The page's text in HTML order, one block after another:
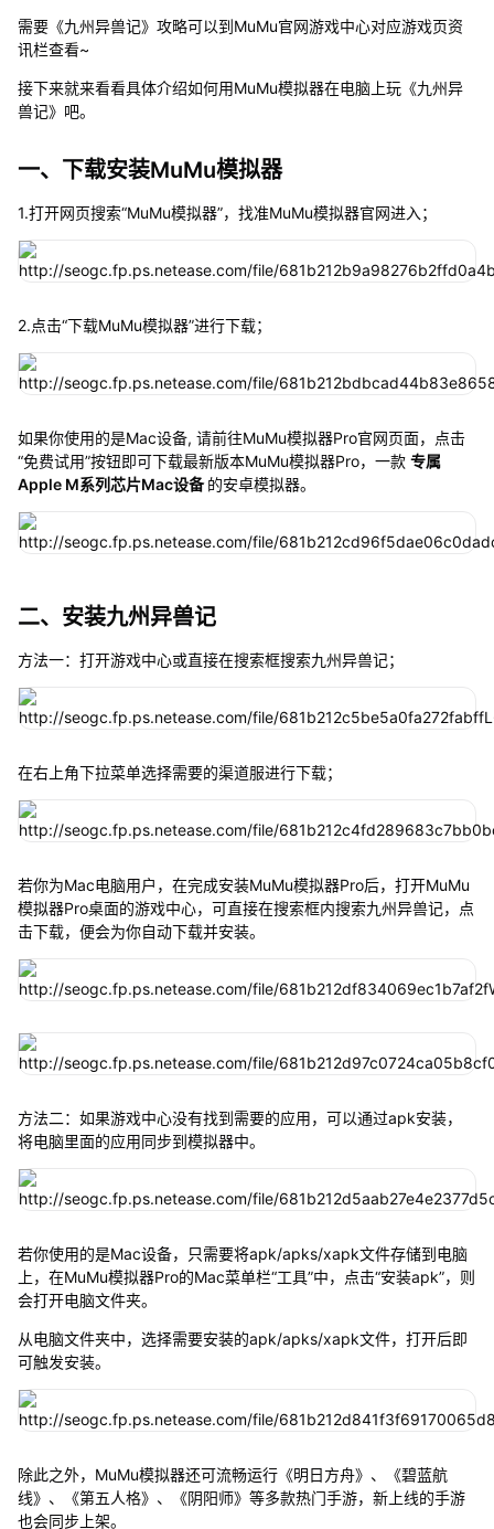
需要《九州异兽记》攻略可以到MuMu官网游戏中心对应游戏页资
讯栏查看~
接下来就来看看具体介绍如何用MuMu模拟器在电脑上玩《九州异
兽记》吧。
一、下载安装MuMu模拟器
1.打开网页搜索“MuMu模拟器”，找准MuMu模拟器官网进入；
2.点击“下载MuMu模拟器”进行下载；
如果你使用的是Mac设备, 请前往MuMu模拟器Pro官网页面，点击
“免费试用”按钮即可下载最新版本MuMu模拟器Pro，一款 专属
Apple M系列芯片Mac设备的安卓模拟器。
二、安装九州异兽记
方法一：打开游戏中心或直接在搜索框搜索九州异兽记；
在右上角下拉菜单选择需要的渠道服进行下载；
若你为Mac电脑用户，在完成安装MuMu模拟器Pro后，打开MuMu
模拟器Pro桌面的游戏中心，可直接在搜索框内搜索九州异兽记，点
击下载，便会为你自动下载并安装。
方法二：如果游戏中心没有找到需要的应用，可以通过apk安装，
将电脑里面的应用同步到模拟器中。
若你使用的是Mac设备，只需要将apk/apks/xapk文件存储到电脑
上，在MuMu模拟器Pro的Mac菜单栏“工具”中，点击“安装apk”，则
会打开电脑文件夹。
从电脑文件夹中，选择需要安装的apk/apks/xapk文件，打开后即
可触发安装。
除此之外，MuMu模拟器还可流畅运行《明日方舟》、《碧蓝航
线》、《第五人格》、《阴阳师》等多款热门手游，新上线的手游
也会同步上架。